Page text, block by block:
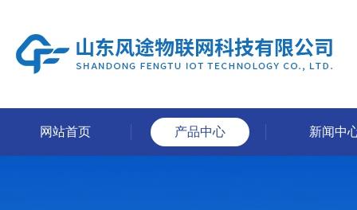
网站首页 产品中心 新闻中